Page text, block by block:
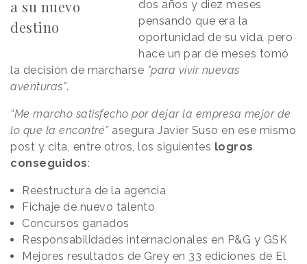
a su nuevo
destino
dos años y diez meses
pensando que era la
oportunidad de su vida, pero
hace un par de meses tomó
la decisión de marcharse "para vivir nuevas
aventuras”.
“Me marcho satisfecho por dejar la empresa mejor de
lo que la encontré”asegura Javier Suso en ese mismo
post y cita, entre otros, los siguientes logros
conseguidos:
Reestructura de la agencia
Fichaje de nuevo talento
Concursos ganados
Responsabilidades internacionales en P&G y GSK
Mejores resultados de Grey en 33 ediciones de El